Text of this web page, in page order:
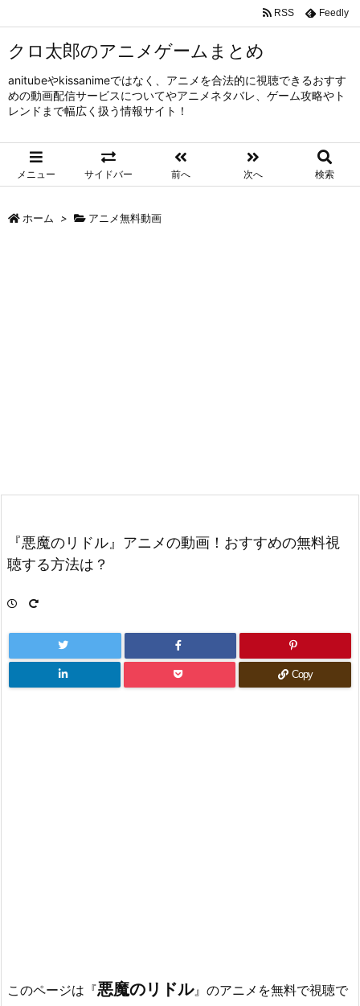
クロ太郎のアニメゲームまとめ
anitubeやkissanimeではなく、アニメを合法的に視聴できるおすす
めの動画配信サービスについてやアニメネタバレ、ゲーム攻略やト
レンドまで幅広く扱う情報サイト！
メニュー サイドバー 前へ 次へ 検索
RSS Feedly
ホーム > アニメ無料動画
『悪魔のリドル』アニメの動画！おすすめの無料視
聴する方法は？
Copy
このページは『悪魔のリドル』のアニメを無料で視聴で